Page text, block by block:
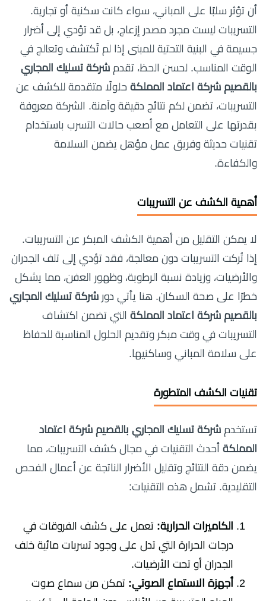
أن تؤثر سلبًا على المباني، سواء كانت سكنية أو تجارية.
التسريبات ليست مجرد مصدر إزعاج، بل قد تؤدي إلى أضرار
جسيمة في البنية التحتية للمبنى إذا لم تُكتشف وتعالج في
الوقت المناسب. لحسن الحظ، تقدم شركة تسليك المجاري
بالقصيم شركة اعتماد المملكة حلولًا متقدمة للكشف عن
التسريبات، تضمن لكم نتائج دقيقة وآمنة. الشركة معروفة
بقدرتها على التعامل مع أصعب حالات التسرب باستخدام
تقنيات حديثة وفريق عمل مؤهل يضمن السلامة
والكفاءة.
أهمية الكشف عن التسريبات
لا يمكن التقليل من أهمية الكشف المبكر عن التسريبات.
إذا تُركت التسريبات دون معالجة، فقد تؤدي إلى تلف الجدران
والأرضيات، وزيادة نسبة الرطوبة، وظهور العفن، مما يشكل
خطرًا على صحة السكان. هنا يأتي دور شركة تسليك المجاري
بالقصيم شركة اعتماد المملكة التي تضمن اكتشاف
التسريبات في وقت مبكر وتقديم الحلول المناسبة للحفاظ
على سلامة المباني وساكنيها.
تقنيات الكشف المتطورة
تستخدم شركة تسليك المجاري بالقصيم شركة اعتماد
المملكة أحدث التقنيات في مجال كشف التسريبات، مما
يضمن دقة النتائج وتقليل الأضرار الناتجة عن أعمال الفحص
التقليدية. تشمل هذه التقنيات:
الكاميرات الحرارية: تعمل على كشف الفروقات في
درجات الحرارة التي تدل على وجود تسربات مائية خلف
الجدران أو تحت الأرضيات.
أجهزة الاستماع الصوتي: تمكن من سماع صوت